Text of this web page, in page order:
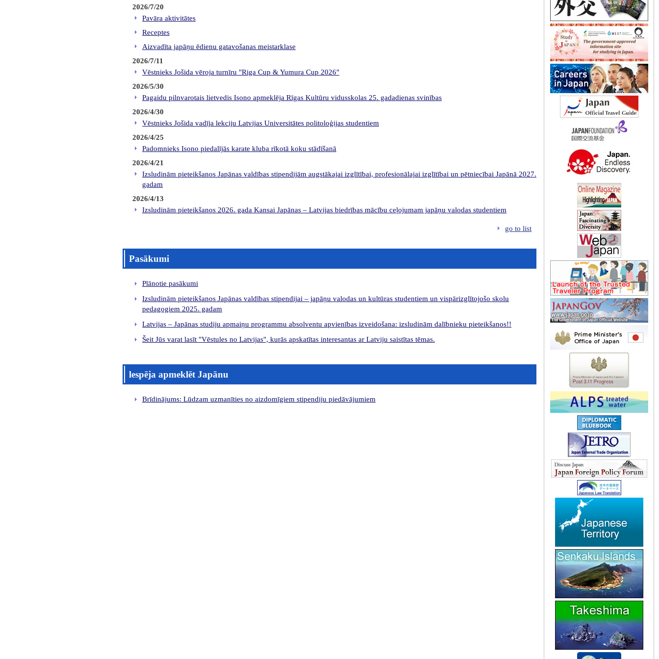
2026/7/20
Pavāra aktivitātes
Receptes
Aizvadīta japāņu ēdienu gatavošanas meistarklase
2026/7/11
Vēstnieks Jošida vēroja turnīru "Riga Cup & Yumura Cup 2026"
2026/5/30
Pagaidu pilnvarotais lietvedis Isono apmeklēja Rīgas Kultūru vidusskolas 25. gadadienas svinības
2026/4/30
Vēstnieks Jošida vadīja lekciju Latvijas Universitātes politoloģijas studentiem
2026/4/25
Padomnieks Isono piedalījās karate kluba rīkotā koku stādīšanā
2026/4/21
Izsludinām pieteikšanos Japānas valdības stipendijām augstākajai izglītībai, profesionālajai izglītībai un pētniecībai Japānā 2027.
gadam
2026/4/13
Izsludinām pieteikšanos 2026. gada Kansai Japānas – Latvijas biedrības mācību ceļojumam japāņu valodas studentiem
go to list
Pasākumi
Plānotie pasākumi
Izsludinām pieteikšanos Japānas valdības stipendijai – japāņu valodas un kultūras studentiem un vispārizglītojošo skolu
pedagogiem 2025. gadam
Latvijas – Japānas studiju apmaiņu programmu absolventu apvienības izveidošana: izsludinām dalībnieku pieteikšanos!!
Šeit Jūs varat lasīt "Vēstules no Latvijas", kurās apskatītas interesantas ar Latviju saistītas tēmas.
lespēja apmeklēt Japānu
Brīdinājums: Lūdzam uzmanīties no aizdomīgiem stipendiju piedāvājumiem